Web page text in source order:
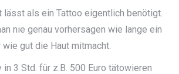
lässt als ein Tattoo eigentlich benötigt.
nie genau vorhersagen wie lange ein
gut die Haut mitmacht.
in 3 Std. für z.B. 500 Euro tätowieren